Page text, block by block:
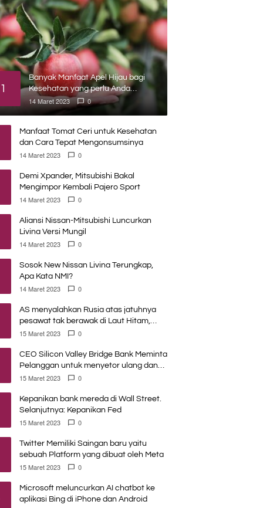
1
Banyak Manfaat Apel Hijau bagi
Kesehatan yang perlu Anda
ketahui
14 Maret 2023 0
Manfaat Tomat Ceri untuk Kesehatan
dan Cara Tepat Mengonsumsinya
14 Maret 2023 0
Demi Xpander, Mitsubishi Bakal
Mengimpor Kembali Pajero Sport
14 Maret 2023 0
Aliansi Nissan-Mitsubishi Luncurkan
Livina Versi Mungil
14 Maret 2023 0
Sosok New Nissan Livina Terungkap,
Apa Kata NMI?
14 Maret 2023 0
AS menyalahkan Rusia atas jatuhnya
pesawat tak berawak di Laut Hitam,
Moskow menyangkal
15 Maret 2023 0
CEO Silicon Valley Bridge Bank Meminta
Pelanggan untuk menyetor ulang dana
Mereka
15 Maret 2023 0
Kepanikan bank mereda di Wall Street.
Selanjutnya: Kepanikan Fed
15 Maret 2023 0
Twitter Memiliki Saingan baru yaitu
sebuah Platform yang dibuat oleh Meta
15 Maret 2023 0
Microsoft meluncurkan AI chatbot ke
aplikasi Bing di iPhone dan Android